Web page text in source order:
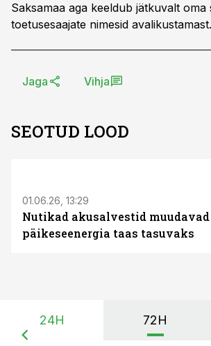
Saksamaa aga keeldub jätkuvalt oma
toetusesaajate nimesid avalikustamast.
Jaga Vihja
SEOTUD LOOD
01.06.26, 13:29
Nutikad akusalvestid muudavad
päikeseenergia taas tasuvaks
24H 72H